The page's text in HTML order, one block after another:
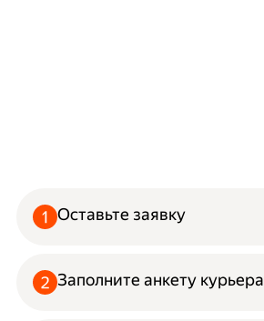
Оставьте заявку
Заполните анкету курьера